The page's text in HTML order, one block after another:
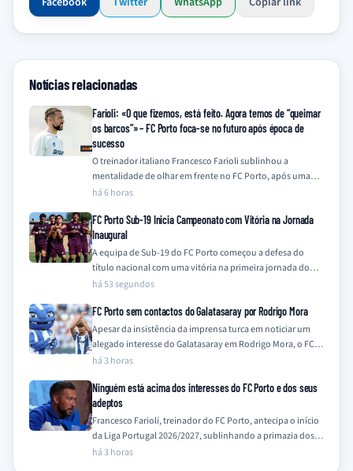
Notícias relacionadas
Farioli: «O que fizemos, está feito. Agora temos de “queimar
os barcos”» – FC Porto foca-se no futuro após época de
sucesso
O treinador italiano Francesco Farioli sublinhou a
mentalidade de olhar em frente no FC Porto, após uma
temporada de 2025/26 coroada com…
há 6 horas
FC Porto Sub-19 Inicia Campeonato com Vitória na Jornada
Inaugural
A equipa de Sub-19 do FC Porto começou a defesa do
título nacional com uma vitória na primeira jornada do
Campeonato Nacional…
há 53 segundos
FC Porto sem contactos do Galatasaray por Rodrigo Mora
Apesar da insistência da imprensa turca em noticiar um
alegado interesse do Galatasaray em Rodrigo Mora, o FC
Porto nega qualquer contacto…
há 3 horas
Ninguém está acima dos interesses do FC Porto e dos seus
adeptos
Francesco Farioli, treinador do FC Porto, antecipa o início
da Liga Portugal 2026/2027, sublinhando a primazia dos
interesses do clube e dos…
há 3 horas